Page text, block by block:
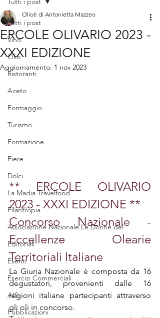
Tutti i post
Vino
Olio
Ristoranti
Aceto
Formaggio
Turismo
Formazione
Fiere
Dolci
La Madia Travelfood
Filantropia
Associazione Nazionale Le Donne del
Editoriali
Eventi
Esercizi Commerciali
AIS
Pubblicazioni
ERCOLE OLIVARIO 2023 -
XXXI EDIZIONE
Olioè di Antonietta Mazzeo
Aggiornamento: 1 nov 2023
** ERCOLE OLIVARIO
2023 - XXXI EDIZIONE **
Concorso Nazionale -
Eccellenze Olearie
Territoriali Italiane
La Giuria Nazionale è composta da 16
degustatori, provenienti dalle 16
regioni italiane partecipanti attraverso
gli oli in concorso.